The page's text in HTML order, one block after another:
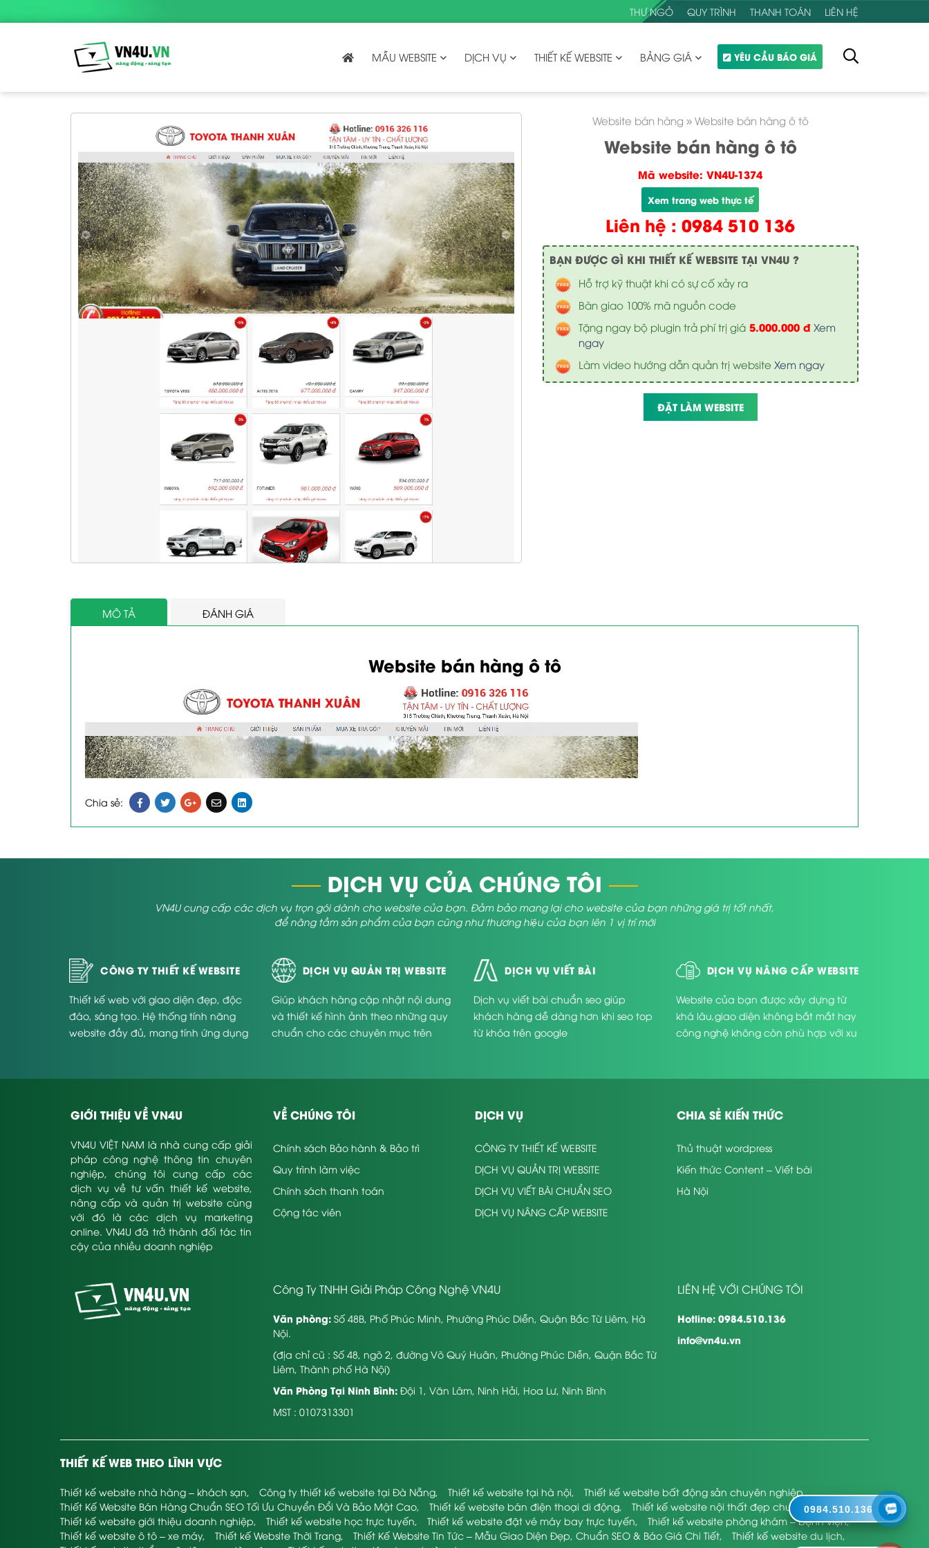
THƯ NGỎ QUY TRÌNH THANH TOÁN LIÊN HỆ
MẪU WEBSITE DỊCH VỤ THIẾT KẾ WEBSITE BẢNG GIÁ YÊU CẦU BÁO GIÁ
Website bán hàng » Website bán hàng ô tô
Website bán hàng ô tô
Mã website: VN4U-1374
Xem trang web thực tế
Liên hệ : 0984 510 136
BẠN ĐƯỢC GÌ KHI THIẾT KẾ WEBSITE TẠI VN4U ?
Hỗ trợ kỹ thuật khi có sự cố xảy ra
Bàn giao 100% mã nguồn code
Tặng ngay bộ plugin trả phí trị giá5.000.000 đ Xem
ngay
Làm video hướng dẫn quản trị website Xem ngay
ĐẶT LÀM WEBSITE
MÔ TẢ ĐÁNH GIÁ
Website bán hàng ô tô
Chia sẻ:
DỊCH VỤ CỦA CHÚNG TÔI
VN4U cung cấp các dịch vụ trọn gói dành cho website của bạn. Đảm bảo mang lại cho website của bạn những giá trị tốt nhất,
để nâng tầm sản phẩm của bạn cũng như thương hiệu của bạn lên 1 vị trí mới
CÔNG TY THIẾT KẾ WEBSITE
Thiết kế web với giao diện đẹp, độc
đáo, sáng tạo. Hệ thống tính năng
website đầy đủ, mang tính ứng dụng
DỊCH VỤ QUẢN TRỊ WEBSITE
Giúp khách hàng cập nhật nội dung
và thiết kế hình ảnh theo những quy
chuẩn cho các chuyên mục trên
DỊCH VỤ VIẾT BÀI
Dịch vụ viết bài chuẩn seo giúp
khách hàng dễ dàng hơn khi seo top
từ khóa trên google
DỊCH VỤ NÂNG CẤP WEBSITE
Website của bạn được xây dựng từ
khá lâu,giao diện không bắt mắt hay
công nghệ không còn phù hợp với xu
GIỚI THIỆU VỀ VN4U
VN4U VIỆT NAM là nhà cung cấp giải
pháp công nghệ thông tin chuyên
nghiệp, chúng tôi cung cấp các
dịch vụ về tư vấn thiết kế website,
nâng cấp và quản trị website cùng
với đó là các dịch vụ marketing
online. VN4U đã trở thành đối tác tin
cậy của nhiều doanh nghiệp
VỀ CHÚNG TÔI
Chính sách Bảo hành & Bảo trì
Quy trình làm việc
Chính sách thanh toán
Cộng tác viên
DỊCH VỤ
CÔNG TY THIẾT KẾ WEBSITE
DỊCH VỤ QUẢN TRỊ WEBSITE
DỊCH VỤ VIẾT BÀI CHUẨN SEO
DỊCH VỤ NÂNG CẤP WEBSITE
CHIA SẺ KIẾN THỨC
Thủ thuật wordpress
Kiến thức Content – Viết bài
Hà Nội
Công Ty TNHH Giải Pháp Công Nghệ VN4U
Văn phòng:Số 48B, Phố Phúc Minh, Phường Phúc Diễn, Quận Bắc Từ Liêm, Hà
Nội.
(địa chỉ cũ : Số 48, ngõ 2, đường Võ Quý Huân, Phường Phúc Diễn, Quận Bắc Từ
Liêm, Thành phố Hà Nội)
Văn Phòng Tại Ninh Bình:Đội 1, Văn Lâm, Ninh Hải, Hoa Lư, Ninh Bình
MST : 0107313301
LIÊN HỆ VỚI CHÚNG TÔI
Hotline: 0984.510.136
info@vn4u.vn
THIẾT KẾ WEB THEO LĨNH VỰC
Thiết kế website nhà hàng – khách sạn, Công ty thiết kế website tại Đà Nẵng, Thiết kế website tại hà nội, Thiết kế website bất động sản chuyên nghiệp,
Thiết Kế Website Bán Hàng Chuẩn SEO Tối Ưu Chuyển Đổi Và Bảo Mật Cao, Thiết kế website bán điện thoại di động, Thiết kế website nội thất đẹp chuyên nghiệp,
Thiết kế website giới thiệu doanh nghiệp, Thiết kế website học trực tuyến, Thiết kế website đặt vé máy bay trực tuyến, Thiết kế website phòng khám – bệnh viện,
Thiết kế website ô tô – xe máy, Thiết kế Website Thời Trang, Thiết Kế Website Tin Tức – Mẫu Giao Diện Đẹp, Chuẩn SEO & Báo Giá Chi Tiết, Thiết kế website du lịch,
0984.510.136